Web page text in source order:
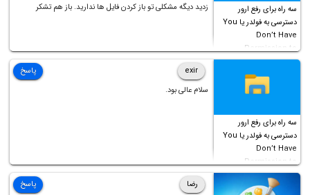
سه راه برای رفع ارور
دسترسی به فولدر یا You
Don’t Have
Permission to
Access this folder
زدید دیگه مشکلی تو باز کردن فایل ها ندارید. باز هم تشکر
سه راه برای رفع ارور
دسترسی به فولدر یا You
Don’t Have
Permission to
Access this folder
exir
سلام عالی بود.
پاسخ
رضا
پاسخ